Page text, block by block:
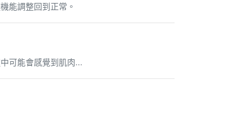
能調整回到正常。
可能會感覺到肌肉...